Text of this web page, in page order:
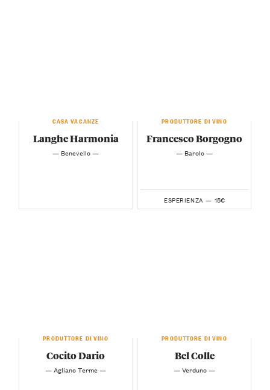
CASA VACANZE
Langhe Harmonia
— Benevello —
PRODUTTORE DI VINO
Francesco Borgogno
— Barolo —
ESPERIENZA — 15€
PRODUTTORE DI VINO
Cocito Dario
— Agliano Terme —
PRODUTTORE DI VINO
Bel Colle
— Verduno —